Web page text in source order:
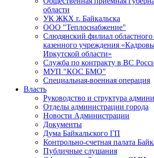
области
УК ЖКХ г. Байкальска
ООО "Теплоснабжение"
Слюдянский филиал областного
казенного учреждения
Иркутской области»
Служба по контракту в ВС
МУП "КОС БМО"
Специальная-военная операция
Власть
Руководство и структура
Отделы администрации города
Новости Администрации
Документы
Дума Байкальского ГП
Контрольно-счетная палата
Публичные слушания